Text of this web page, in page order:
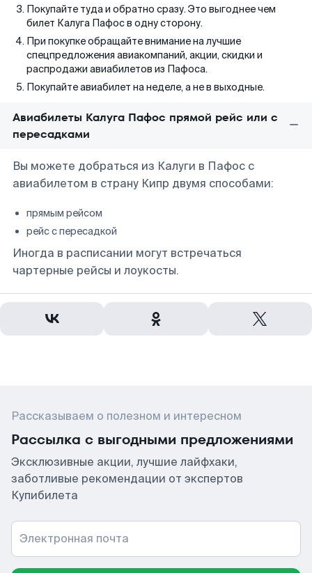
Покупайте туда и обратно сразу. Это выгоднее чем
билет Калуга Пафос в одну сторону.
При покупке обращайте внимание на лучшие
спецпредложения авиакомпаний, акции, скидки и
распродажи авиабилетов из Пафоса.
Покупайте авиабилет на неделе, а не в выходные.
Авиабилеты Калуга Пафос прямой рейс или с
пересадками
Вы можете добраться из Калуги в Пафос с
авиабилетом в страну Кипр двумя способами:
прямым рейсом
рейс с пересадкой
Иногда в расписании могут встречаться
чартерные рейсы и лоукосты.
Рассказываем о полезном и интересном
Рассылка с выгодными предложениями
Эксклюзивные акции, лучшие лайфхаки,
заботливые рекомендации от экспертов
Купибилета
Электронная почта